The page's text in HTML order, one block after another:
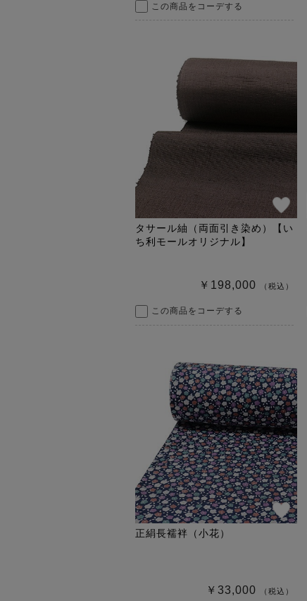
この商品をコーデする
タサール紬（両面引き染め）【い
ち利モールオリジナル】
￥198,000 （税込）
この商品をコーデする
正絹長襦袢（小花）
￥33,000 （税込）